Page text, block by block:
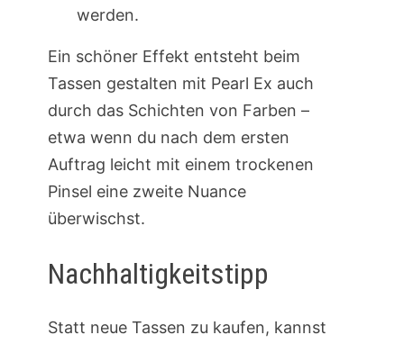
werden.
Ein schöner Effekt entsteht beim
Tassen gestalten mit Pearl Ex auch
durch das Schichten von Farben –
etwa wenn du nach dem ersten
Auftrag leicht mit einem trockenen
Pinsel eine zweite Nuance
überwischst.
Nachhaltigkeitstipp
Statt neue Tassen zu kaufen, kannst